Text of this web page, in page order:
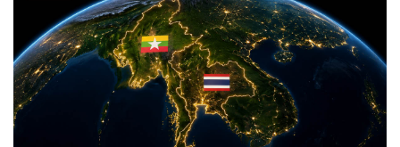
ทว่านิยาม ‘Safe Haven’ ในมุมของ ดร.สันติธารมีความเชื่อม
โยงกับความมั่นคงทางภูมิรัฐศาสตร์ (Geo-politics) เนื่องจาก
ไทยไม่ใช่ประเทศคู่ขัดแย้งหลักท่ามกลางความขัดแย้งโลก
ไทยจึงเชื่อมโยง (Connect) ได้กับทุกชาติ และสามารถดึงเม็ด
เงินลงทุนโดยตรงจากต่างประเทศ (FDI) เพื่อย้ายฐานการผลิต
มายังประเทศไทยได้